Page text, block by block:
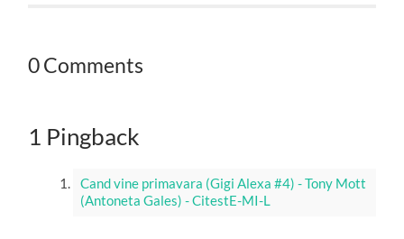
0 Comments
1 Pingback
Cand vine primavara (Gigi Alexa #4) - Tony Mott
(Antoneta Gales) - CitestE-MI-L